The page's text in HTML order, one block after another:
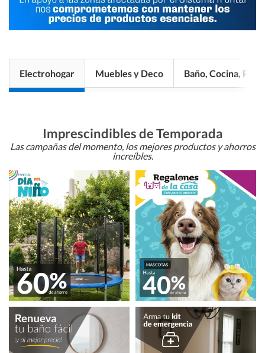
Electrohogar Muebles y Deco Baño, Cocina, Pisos
Imprescindibles de Temporada
Las campañas del momento, los mejores productos y ahorros
increíbles.